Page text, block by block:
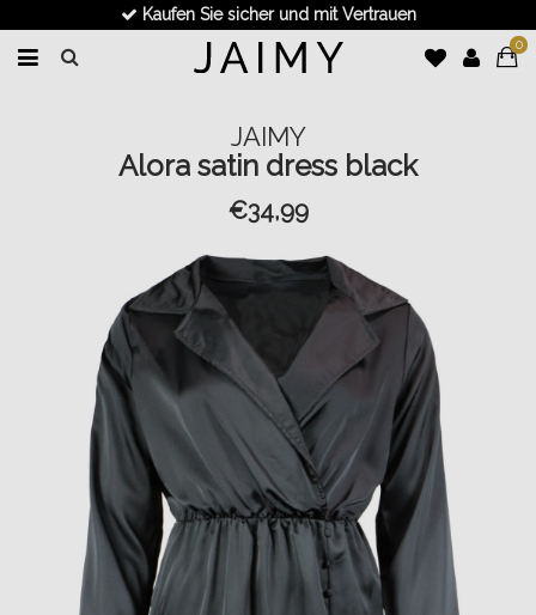
Kaufen Sie sicher und mit Vertrauen
0
JAIMY
Alora satin dress black
€34,99